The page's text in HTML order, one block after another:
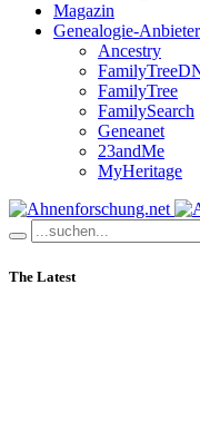
Magazin
Genealogie-Anbieter
Ancestry
FamilyTree
FamilySearch
Geneanet
23andMe
MyHeritage
The Latest